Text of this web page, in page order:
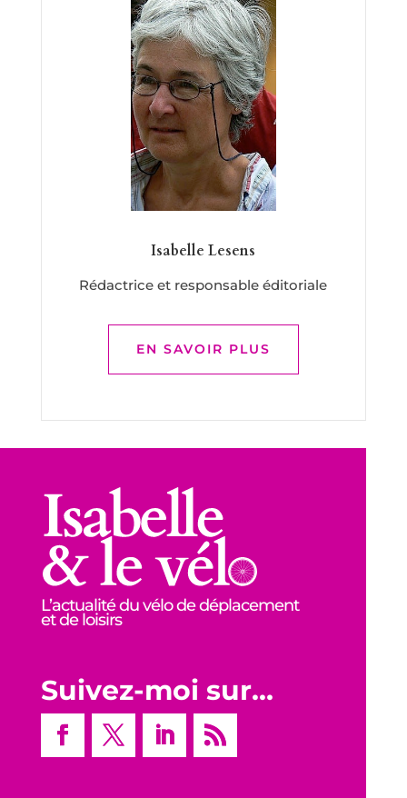
Isabelle Lesens
Rédactrice et responsable éditoriale
EN SAVOIR PLUS
L’actualité du vélo de déplacement
et de loisirs
Suivez-moi sur…